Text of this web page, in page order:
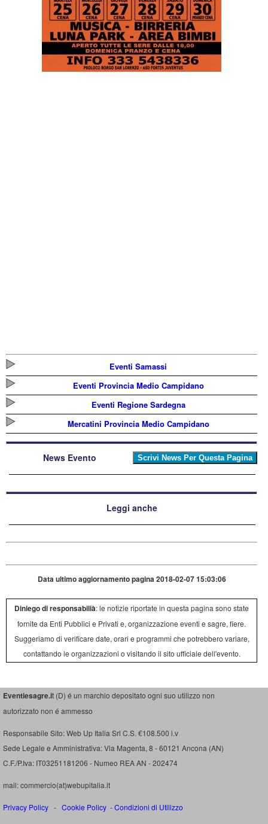
Eventi Samassi
Eventi Provincia Medio Campidano
Eventi Regione Sardegna
Mercatini Provincia Medio Campidano
News Evento
Leggi anche
Data ultimo aggiornamento pagina 2018-02-07 15:03:06
Diniego di responsabilià: le notizie riportate in questa pagina sono state
fornite da Enti Pubblici e Privati e, organizzazione eventi e sagre, fiere.
Suggeriamo di verificare date, orari e programmi che potrebbero variare,
contattando le organizzazioni o visitando il sito ufficiale dell'evento.
Eventiesagre.it (D) é un marchio depositato ogni suo utilizzo non
autorizzato non é ammesso
Responsabile Sito: Web Up Italia Srl C.S. €108.500 i.v
Sede Legale e Amministrativa: Via Magenta, 8 - 60121 Ancona (AN)
C.F./P.Iva: IT03251181206 - Numeo REA AN - 202474
mail: commercio(at)webupitalia.it
Privacy Policy - Cookie Policy -Condizioni di Utilizzo